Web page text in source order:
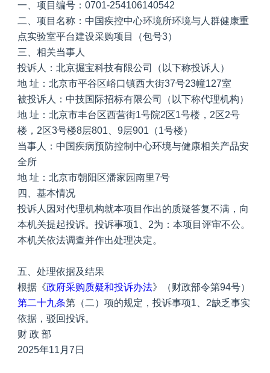
一、项目编号：0701-254106140542
二、项目名称：中国疾控中心环境所环境与人群健康重
点实验室平台建设采购项目（包号3）
三、相关当事人
投诉人：北京掘宝科技有限公司（以下称投诉人）
地 址：北京市平谷区峪口镇西大街37号23幢127室
被投诉人：中技国际招标有限公司（以下称代理机构）
地 址：北京市丰台区西营街1号院2区1号楼，2区2号
楼，2区3号楼8层801、9层901（1号楼）
当事人：中国疾病预防控制中心环境与健康相关产品安
全所
地 址：北京市朝阳区潘家园南里7号
四、基本情况
投诉人因对代理机构就本项目作出的质疑答复不满，向
本机关提起投诉。投诉事项1、2为：本项目评审不公。
本机关依法调查并作出处理决定。
五、处理依据及结果
根据《政府采购质疑和投诉办法》（财政部令第94号）
第二十九条第（二）项的规定，投诉事项1、2缺乏事实
依据，驳回投诉。
财 政 部
2025年11月7日